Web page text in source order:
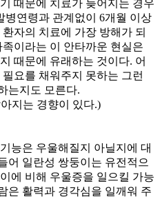
때문에 치료가 늦어지는 경우
병연령과 관계없이 6개월 이상
자의 치료에 가장 방해가 되
이라는 이 안타까운 현실은
때문에 유래하는 것이다. 어
요를 채워주지 못하는 그런
는지도 모른다.
지는 경향이 있다.)
능은 우울해질지 아닐지에 대
어 일란성 쌍둥이는 유전적으
에 비해 우울증을 일으킬 가능
은 활력과 경각심을 일깨워 주